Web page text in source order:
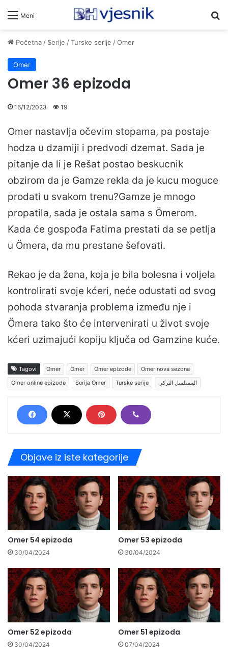
Meni
Početna/ Serije /Turske serije /Omer
Omer
Omer 36 epizoda
16/12/2023 19
Omer nastavlja očevim stopama, pa postaje
hodza u dzamiji i predvodi dzemat. Sada je
pitanje da li je Rešat postao beskucnik
obzirom da je Gamze rekla da je kucu moguce
prodati u svakom trenu?Gamze je mnogo
propatila, sada je ostala sama s Ömerom.
Kada će gospođa Fatima prestati da se petlja
u Ömera, da mu prestane šefovati.
Rekao je da žena, koja je bila bolesna i voljela
kontrolirati svoje kćeri, neće odustati od svog
pohoda stvaranja problema između nje i
Ömera tako što će intervenirati u život svoje
kćeri uzimajući kopiju ključa od Gamzine kuće.
Tagovi Omer Ömer Omer epizode
Omer nova sezona
Omer online epizode
Serija Omer Turske serije المسلسل التركي
Objave iz iste kategorije
Omer 54 epizoda
30/04/2024
Omer 53 epizoda
30/04/2024
Omer 52 epizoda
30/04/2024
Omer 51 epizoda
07/04/2024